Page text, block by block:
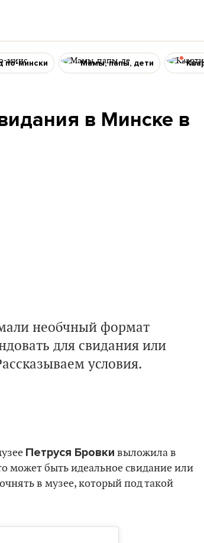
по-мински Мамы, папы, дети
в Минске в
необчный формат
для свидания или
условия.
Петруся Бровки выложила в
может быть идеальное свидание или
в музее, который под такой